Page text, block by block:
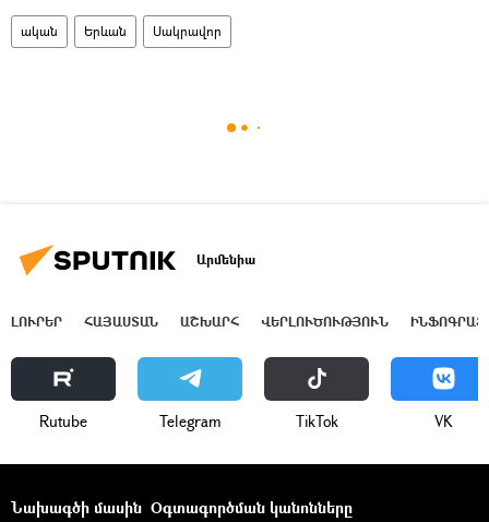
ական Երևան Սակրավոր
Արմենիա
ԼՈՒՐԵՐ ՀԱՅԱՍՏԱՆ ԱՇԽԱՐՀ ՎԵՐԼՈՒԾՈՒԹՅՈՒՆ
Rutube Telegram ТikТоk VK
Նախագծի մասին Օգտագործման կանոնները